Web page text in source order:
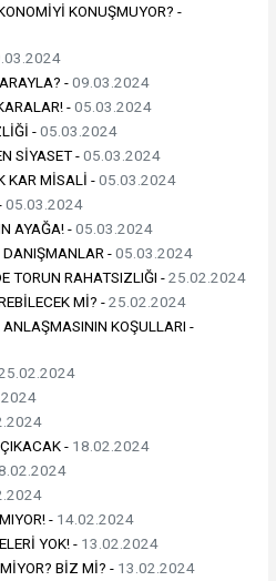
KONUŞMUYOR? -
-09.03.2024
-05.03.2024
-05.03.2024
SİYASET -05.03.2024
KAR MİSALİ -05.03.2024
05.03.2024
AYAĞA! -05.03.2024
-05.03.2024
TORUN RAHATSIZLIĞI -25.02.2024
Mİ? -25.02.2024
KOŞULLARI -
- 18.02.2024
- 14.02.2024
YOK! - 13.02.2024
BİZ Mİ? - 13.02.2024